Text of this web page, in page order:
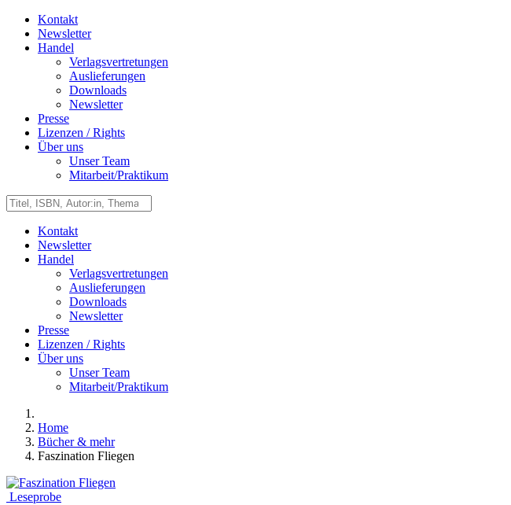
Kontakt
Newsletter
Handel
Verlagsvertretungen
Auslieferungen
Downloads
Newsletter
Presse
Lizenzen / Rights
Über uns
Unser Team
Mitarbeit/Praktikum
Kontakt
Newsletter
Handel
Verlagsvertretungen
Auslieferungen
Downloads
Newsletter
Presse
Lizenzen / Rights
Über uns
Unser Team
Mitarbeit/Praktikum
Home
Bücher & mehr
Faszination Fliegen
Leseprobe